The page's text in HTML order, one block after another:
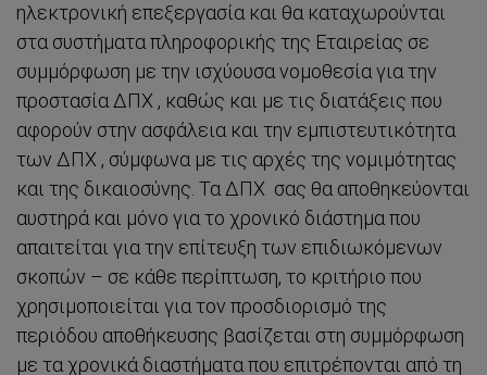
ηλεκτρονική επεξεργασία και θα καταχωρούνται
στα συστήματα πληροφορικής της Εταιρείας σε
συμμόρφωση με την ισχύουσα νομοθεσία για την
προστασία ΔΠΧ , καθώς και με τις διατάξεις που
αφορούν στην ασφάλεια και την εμπιστευτικότητα
των ΔΠΧ , σύμφωνα με τις αρχές της νομιμότητας
και της δικαιοσύνης. Τα ΔΠΧ σας θα αποθηκεύονται
αυστηρά και μόνο για το χρονικό διάστημα που
απαιτείται για την επίτευξη των επιδιωκόμενων
σκοπών – σε κάθε περίπτωση, το κριτήριο που
χρησιμοποιείται για τον προσδιορισμό της
περιόδου αποθήκευσης βασίζεται στη συμμόρφωση
με τα χρονικά διαστήματα που επιτρέπονται από τη